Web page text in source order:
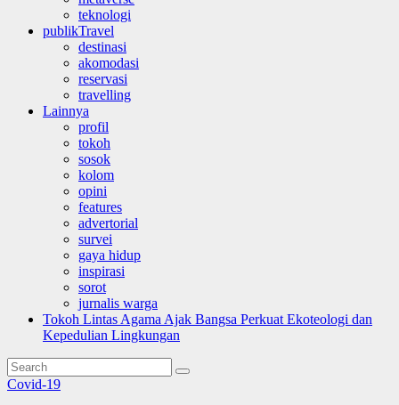
teknologi
publikTravel
destinasi
akomodasi
reservasi
travelling
Lainnya
profil
tokoh
sosok
kolom
opini
features
advertorial
survei
gaya hidup
inspirasi
sorot
jurnalis warga
Tokoh Lintas Agama Ajak Bangsa Perkuat Ekoteologi dan
Kepedulian Lingkungan
Covid-19